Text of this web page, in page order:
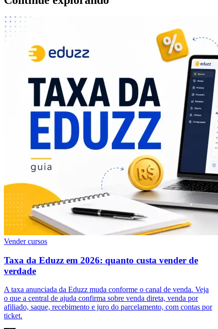
Vender cursos
Taxa da Eduzz em 2026: quanto custa vender de
verdade
A taxa anunciada da Eduzz muda conforme o canal de venda. Veja
o que a central de ajuda confirma sobre venda direta, venda por
afiliado, saque, recebimento e juro do parcelamento, com contas por
ticket.